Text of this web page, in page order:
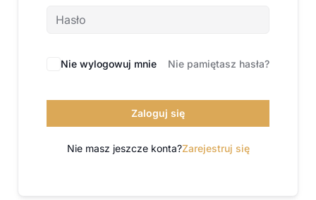
Nie wylogowuj mnie Nie pamiętasz hasła?
Zaloguj się
Nie masz jeszcze konta?Zarejestruj się